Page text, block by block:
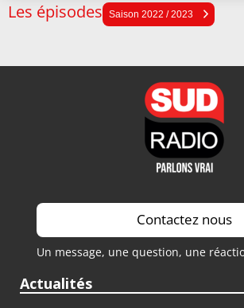
Les épisodes Saison 2022 / 2023
Contactez nous
Un message, une question, une
Actualités